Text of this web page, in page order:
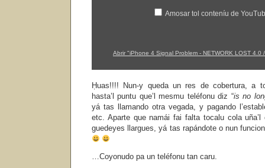
Amosar tol conteníu de
Abrir "iPhone 4 Signal Problem - NETWORK LOST
Ḥuas!!!! Nun-y queda un res de cobertura, a
hasta’l puntu que’l mesmu teléfonu diz “is no
yá tas llamando otra vegada, y pagando
etc. Aparte que namái fai falta tocalu cola
guedeyes llargues, yá tas rapándote o nun
…Coyonudo pa un teléfonu tan caru.